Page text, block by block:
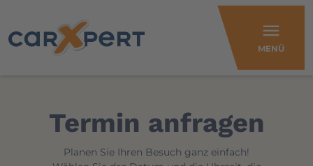
MENÜ
menu
Termin anfragen
Planen Sie Ihren Besuch ganz einfach!